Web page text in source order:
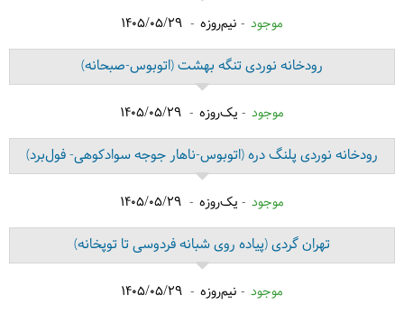
موجود نیم‌روزه 1405/05/29
رودخانه نوردی تنگه بهشت(اتوبوس-صبحانه)
موجود یک‌روزه 1405/05/29
رودخانه نوردی پلنگ دره(اتوبوس-ناهار جوجه سوادکوهی- فول‌برد)
موجود یک‌روزه 1405/05/29
تهران گردی(پیاده روی شبانه فردوسی تا توپخانه)
موجود نیم‌روزه 1405/05/29